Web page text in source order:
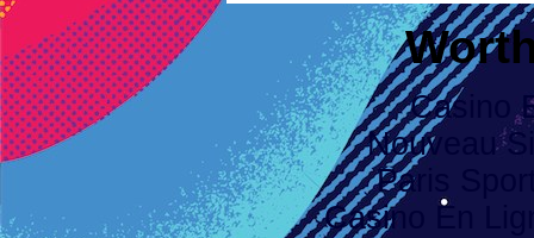
Casino
Nouveau
Paris
Casino En